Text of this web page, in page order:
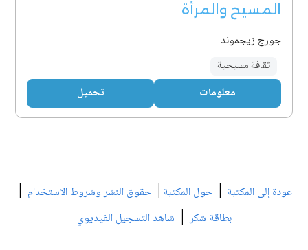
المسيح والمرأة
جورج زيجموند
ثقافة مسيحية
معلومات تحميل
عودة إلى المكتبة | حول المكتبة | حقوق النشر وشروط الاستخدام |
بطاقة شكر| شاهد التسجيل الفيديوي